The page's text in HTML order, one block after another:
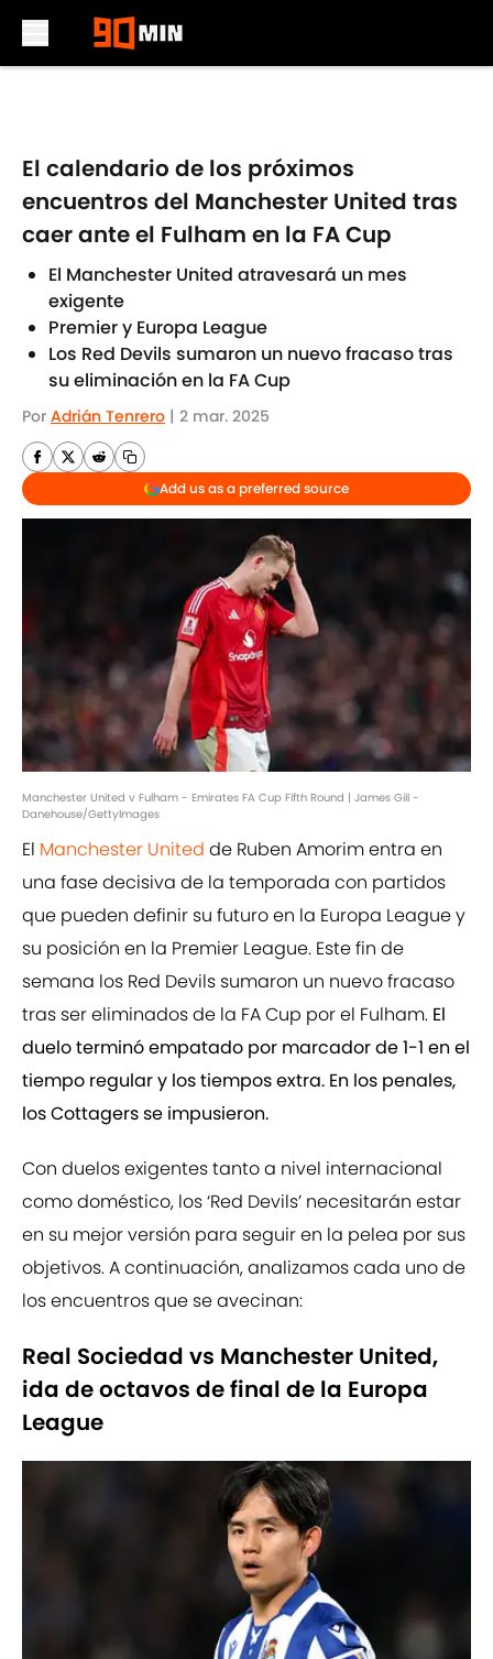
El calendario de los próximos
encuentros del Manchester United tras
caer ante el Fulham en la FA Cup
El Manchester United atravesará un mes
exigente
Premier y Europa League
Los Red Devils sumaron un nuevo fracaso tras
su eliminación en la FA Cup
Por Adrián Tenrero | 2 mar. 2025
Add us as a preferred source
Manchester United v Fulham - Emirates FA Cup Fifth Round | James Gill -
Danehouse/GettyImages
El Manchester United de Ruben Amorim entra en
una fase decisiva de la temporada con partidos
que pueden definir su futuro en la Europa League y
su posición en la Premier League. Este fin de
semana los Red Devils sumaron un nuevo fracaso
tras ser eliminados de la FA Cup por el Fulham. El
duelo terminó empatado por marcador de 1-1 en el
tiempo regular y los tiempos extra. En los penales,
los Cottagers se impusieron.
Con duelos exigentes tanto a nivel internacional
como doméstico, los ‘Red Devils’ necesitarán estar
en su mejor versión para seguir en la pelea por sus
objetivos. A continuación, analizamos cada uno de
los encuentros que se avecinan:
Real Sociedad vs Manchester United,
ida de octavos de final de la Europa
League